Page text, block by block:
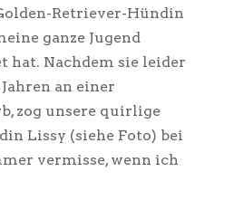
Retriever-Hündin
ganze Jugend
hat. Nachdem sie leider
an einer
zog unsere quirlige
Lissy (siehe Foto) bei
vermisse, wenn ich